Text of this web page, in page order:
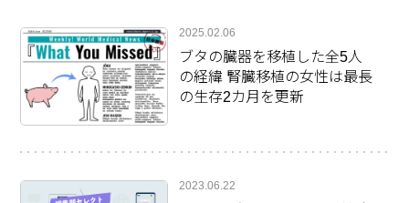
2025.02.06
ブタの臓器を移植した全5人
の経緯 腎臓移植の女性は最長
の生存2カ月を更新
2023.06.22